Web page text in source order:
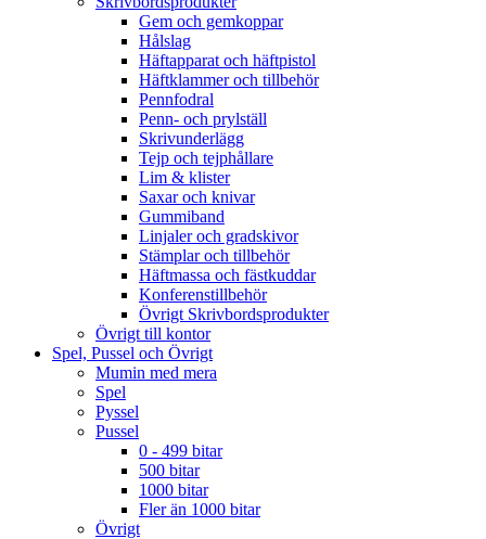
Gem och gemkoppar
Hålslag
Häftapparat och häftpistol
Häftklammer och tillbehör
Pennfodral
Penn- och prylställ
Skrivunderlägg
Tejp och tejphållare
Lim & klister
Saxar och knivar
Gummiband
Linjaler och gradskivor
Stämplar och tillbehör
Häftmassa och fästkuddar
Konferenstillbehör
Övrigt Skrivbordsprodukter
Övrigt till kontor
Spel, Pussel och Övrigt
Mumin med mera
Spel
Pyssel
Pussel
0 - 499 bitar
500 bitar
1000 bitar
Fler än 1000 bitar
Övrigt